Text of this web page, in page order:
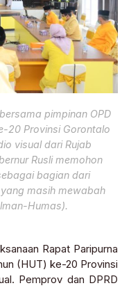
pimpinan OPD
20 Provinsi Gorontalo
visual dari Rujab
Rusli memohon
bagian dari
masih mewabah
Humas).
Rapat Paripurna
(HUT) ke-20 Provinsi
Pemprov dan DPRD